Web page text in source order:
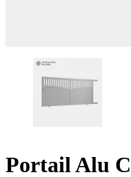
Portail Alu